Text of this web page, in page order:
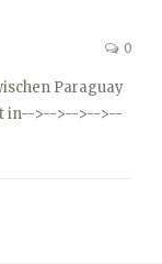
0
Paraguay
in-->-->-->-->--